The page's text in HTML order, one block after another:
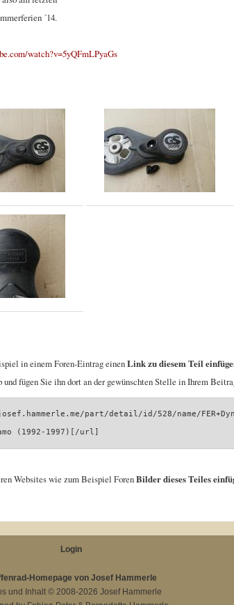
´14.
watch?v=5yQFmLPyaGs
in einem Foren-Eintrag einenLink zu diesem Teil
fügen Sie ihn dort an der gewünschten Stelle in Ihrem
part/detail/id/528/name/
(1992-1997)[/url]
Websites wie zum Beispiel ForenBilder dieses Teiles
Login
Homepage von Josef Hammerle
und Inhalt © 2008-2026 Josef Hammerle